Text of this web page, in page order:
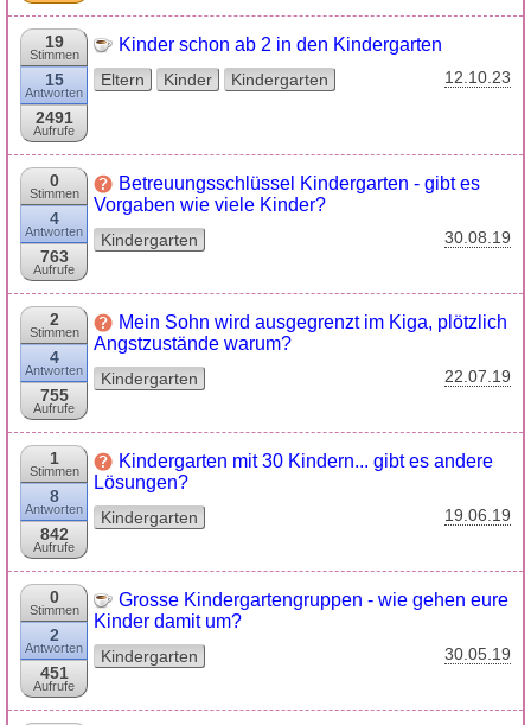
19
Stimmen
15
Antworten
2491
Aufrufe
Kinder schon ab 2 in den Kindergarten
Eltern Kinder Kindergarten 12.10.23
0
Stimmen
4
Antworten
763
Aufrufe
Betreuungsschlüssel Kindergarten - gibt es
Vorgaben wie viele Kinder?
Kindergarten 30.08.19
2
Stimmen
4
Antworten
755
Aufrufe
Mein Sohn wird ausgegrenzt im Kiga, plötzlich
Angstzustände warum?
Kindergarten 22.07.19
1
Stimmen
8
Antworten
842
Aufrufe
Kindergarten mit 30 Kindern... gibt es andere
Lösungen?
Kindergarten 19.06.19
0
Stimmen
2
Antworten
451
Aufrufe
Grosse Kindergartengruppen - wie gehen eure
Kinder damit um?
Kindergarten 30.05.19